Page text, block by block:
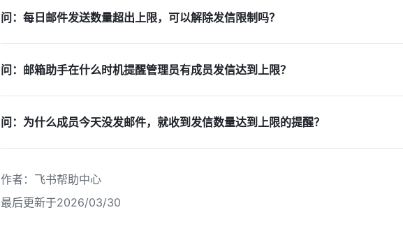
问：每日邮件发送数量超出上限，可以解除发信限制吗？
问：邮箱助手在什么时机提醒管理员有成员发信达到上限？
问：为什么成员今天没发邮件，就收到发信数量达到上限的提醒？
作者 ： 飞书帮助中心
最后更新于2026/03/30